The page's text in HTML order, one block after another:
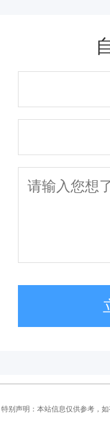
特别声明：本站信息仅供参考，